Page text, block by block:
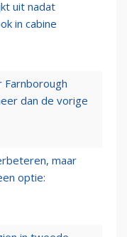
uit nadat
in cabine
dan de vorige
maar
optie: